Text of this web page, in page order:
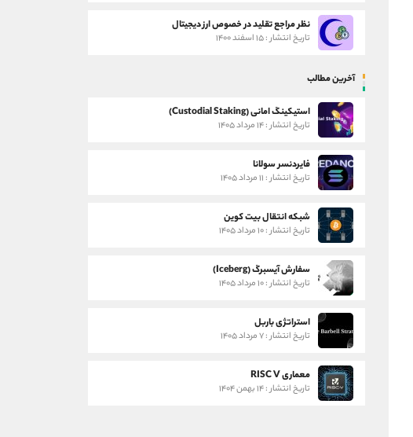
نظر مراجع تقلید در خصوص ارز دیجیتال
تاریخ انتشار : ۱۵ اسفند ۱۴۰۰
آخرین مطالب
استیکینگ امانی (Custodial Staking)
تاریخ انتشار : ۱۴ مرداد ۱۴۰۵
فایردنسر سولانا
تاریخ انتشار : ۱۱ مرداد ۱۴۰۵
شبکه انتقال بیت کوین
تاریخ انتشار : ۱۰ مرداد ۱۴۰۵
سفارش آیسبرگ (Iceberg)
تاریخ انتشار : ۱۰ مرداد ۱۴۰۵
استراتژی باربل
تاریخ انتشار : ۷ مرداد ۱۴۰۵
معماری RISC V
تاریخ انتشار : ۱۴ بهمن ۱۴۰۴